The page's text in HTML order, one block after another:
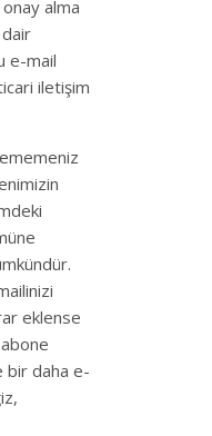
alma
dair
e-mail
iletişim
eklense
bir daha e-